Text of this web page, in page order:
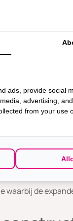
Het
opgenomen.
tot de
huid de vulnippel
van de
vier tot acht
waarbij de
ads, provide social
advertising,
from your use